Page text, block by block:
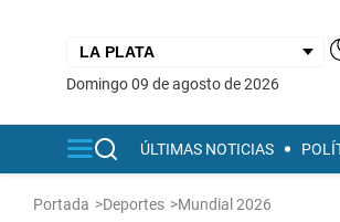
domingo 09 de agosto de 2026
ÚLTIMAS NOTICIAS
Portada >Deportes >Mundial 2026